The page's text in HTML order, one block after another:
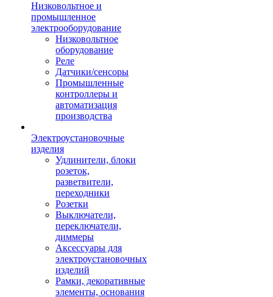
Низковольтное и
промышленное
электрооборудование
Низковольтное
оборудование
Реле
Датчики/сенсоры
Промышленные
контроллеры и
автоматизация
производства
Электроустановочные
изделия
Удлинители, блоки
розеток,
разветвители,
переходники
Розетки
Выключатели,
переключатели,
диммеры
Аксессуары для
электроустановочных
изделий
Рамки, декоративные
элементы, основания